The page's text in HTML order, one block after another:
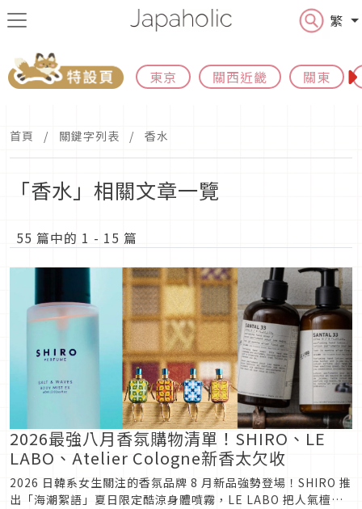
繁
東京 關西近畿 關東
首頁 關鍵字列表 香水
「香水」相關文章一覽
55 篇中的 1 - 15 篇
2026最強八月香氛購物清單！SHIRO、LE
LABO、Atelier Cologne新香太欠收
2026 日韓系女生關注的香氛品牌 8 月新品強勢登場！SHIRO 推
出「海潮絮語」夏日限定酷涼身體噴霧，LE LABO 把人氣檀香